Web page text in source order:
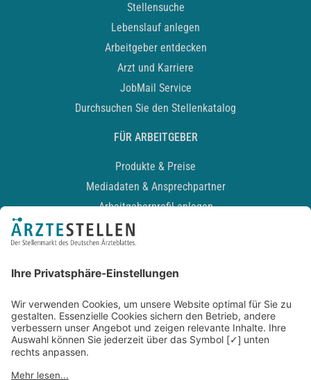
Stellensuche
Lebenslauf anlegen
Arbeitgeber entdecken
Arzt und Karriere
JobMail Service
Durchsuchen Sie den Stellenkatalog
FÜR ARBEITGEBER
Produkte & Preise
Mediadaten & Ansprechpartner
Arbeitgeberprofil anlegen
Recruiting-Podcast
Kontakt
Datenschutz
Newsletter